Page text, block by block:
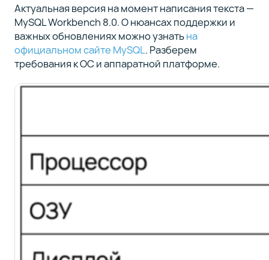
Актуальная версия на момент написания текста —
MySQL Workbench 8.0. О нюансах поддержки и
важных обновлениях можно узнатьна
официальном сайте MySQL. Разберем
требования к ОС и аппаратной платформе.